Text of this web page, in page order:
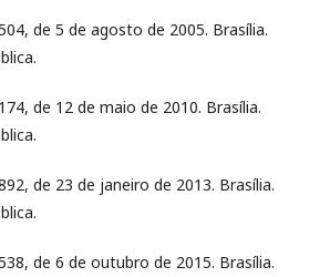
de 5 de agosto de 2005. Brasília.
de 12 de maio de 2010. Brasília.
de 23 de janeiro de 2013. Brasília.
de 6 de outubro de 2015. Brasília.